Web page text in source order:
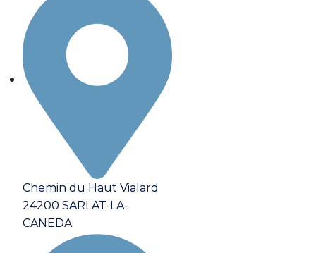
Chemin du Haut Vialard
24200 SARLAT-LA-
CANEDA